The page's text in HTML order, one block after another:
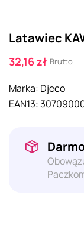
Latawiec
32,16 zł Brutto
Marka: Djeco
EAN13: